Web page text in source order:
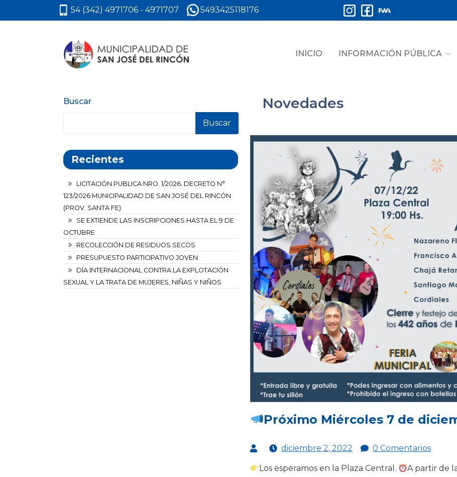
54 (342) 4971706 - 4971707 5493425118176
INICIO INFORMACIÓN PÚBLICA
Buscar
Buscar
Recientes
LICITACIÓN PUBLICA NRO. 1/2026. DECRETO N°
123/2026 MUNICIPALIDAD DE SAN JOSÉ DEL RINCÓN
(PROV. SANTA FE)
SE EXTIENDE LAS INSCRIPCIONES HASTA EL 9 DE
OCTUBRE
RECOLECCIÓN DE RESIDUOS SECOS
PRESUPUESTO PARTICIPATIVO JOVEN
DÍA INTERNACIONAL CONTRA LA EXPLOTACIÓN
SEXUAL Y LA TRATA DE MUJERES, NIÑAS Y NIÑOS
Novedades
Próximo Miércoles 7 de
diciembre 2, 2022 0 Comentarios
Los esperamos en la Plaza Central. A partir de